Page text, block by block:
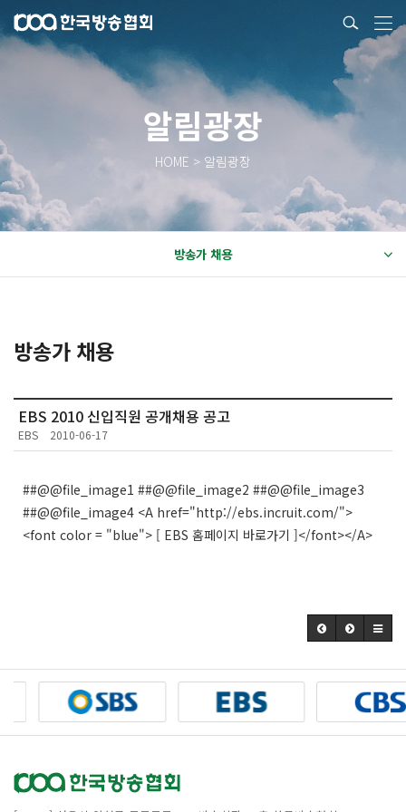
알림광장
HOME > 알림광장
방송가 채용
방송가 채용
EBS 2010 신입직원 공개채용 공고
EBS 2010-06-17
##@@file_image1 ##@@file_image2 ##@@file_image3
##@@file_image4 <A href="http://ebs.incruit.com/">
<font color = "blue"> [ EBS 홈페이지 바로가기 ]</font></A>